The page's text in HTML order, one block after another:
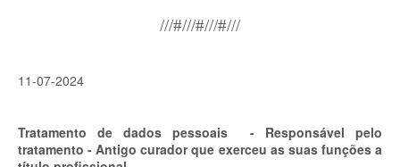
///#///#///#///
11-07-2024
Tratamento de dados pessoais - Responsável pelo
tratamento - Antigo curador que exerceu as suas funções a